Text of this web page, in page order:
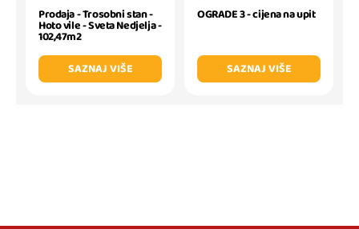
Prodaja - Trosobni stan -
Hoto vile - Sveta Nedjelja -
102,47m2
SAZNAJ VIŠE
OGRADE 3 - cijena na upit
SAZNAJ VIŠE